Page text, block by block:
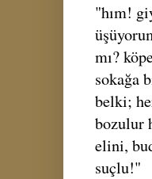
"hım!
mı?
sokağa
belki;
bozulur
elini,
suçlu!"